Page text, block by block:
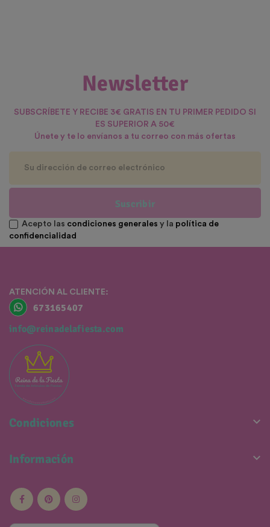
Newsletter
SUBSCRÍBETE Y RECIBE 3€ GRATIS EN TU PRIMER PEDIDO SI
ES SUPERIOR A 50€
Únete y te lo envíanos a tu correo con más ofertas
Suscribir
Acepto las condiciones generales y la política de
confidencialidad
ATENCIÓN AL CLIENTE:
673165407
info@reinadelafiesta.com
Condiciones 
Información 